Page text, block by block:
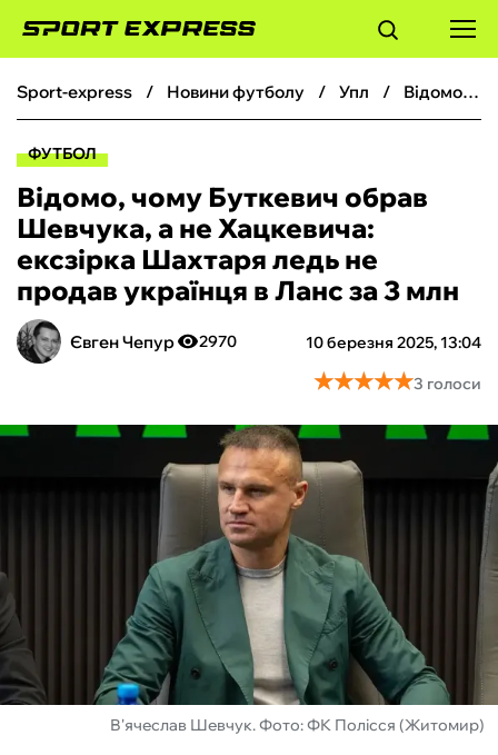
ФУТБОЛ
БОКС
ХОКЕЙ
ТЕНІС
КІБЕРСПОРТ
БУКМЕКЕРИ
sport-express новини футболу упл Відомо, чому Буткевич обрав Шевчука, а не Хацкевича: ексзірка Шахтаря ледь не продав українця в Ланс за 3 млн
ФУТБОЛ
Відомо, чому Буткевич обрав
Шевчука, а не Хацкевича:
ексзірка Шахтаря ледь не
продав українця в Ланс за 3 млн
Євген Чепур 10 березня 2025, 13:04
2970
★★★★★
★★★★★3 голоси
В'ячеслав Шевчук. Фото: ФК Полісся (Житомир)